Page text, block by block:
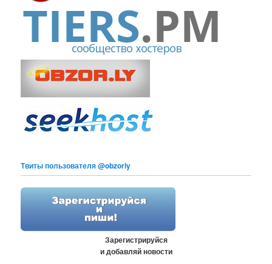
Твиты пользователя @obzorly
Зарегистрируйся
и добавляй новости